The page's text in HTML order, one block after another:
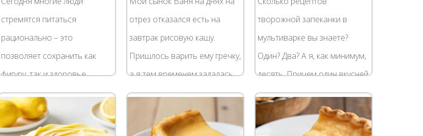
стремятся питаться
рационально – это
позволяет сохранить как
фигуру, так и здоровье.
Диетическая запеканка из
творога входит в меню
разноплановых диет. Это
отрез отказался есть на
завтрак рисовую кашу.
Пришлось варить ему гречку,
а я тем временем задалась
вопросом, что же
приготовить из этой рисовой
каши. Посоветовалась в...
творожной запеканки в
мультиварке вы знаете?
Один? Два? А я, как минимум,
десять. Причем один вкусней
другого. Конечно, лидером
нашей коллекции является
рецепт "Воздушная...